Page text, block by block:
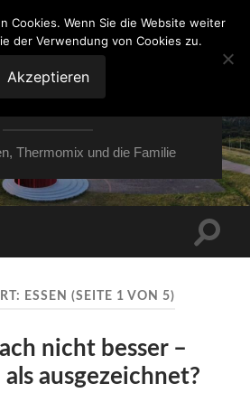
ÜBER
NACH
Thermomix und die Familie
ESSEN (SEITE 1 VON 5)
nicht besser –
ausgezeichnet?
Cookies. Wenn Sie die Website weiter
der Verwendung von Cookies zu.
Akzeptieren